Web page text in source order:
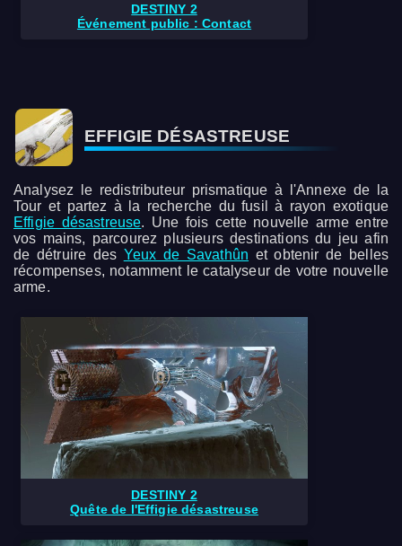
DESTINY 2
Événement public : Contact
EFFIGIE DÉSASTREUSE
Analysez le redistributeur prismatique à l'Annexe de la
Tour et partez à la recherche du fusil à rayon exotique
Effigie désastreuse. Une fois cette nouvelle arme entre
vos mains, parcourez plusieurs destinations du jeu afin
de détruire des Yeux de Savathûn et obtenir de belles
récompenses, notamment le catalyseur de votre nouvelle
arme.
DESTINY 2
Quête de l'Effigie désastreuse